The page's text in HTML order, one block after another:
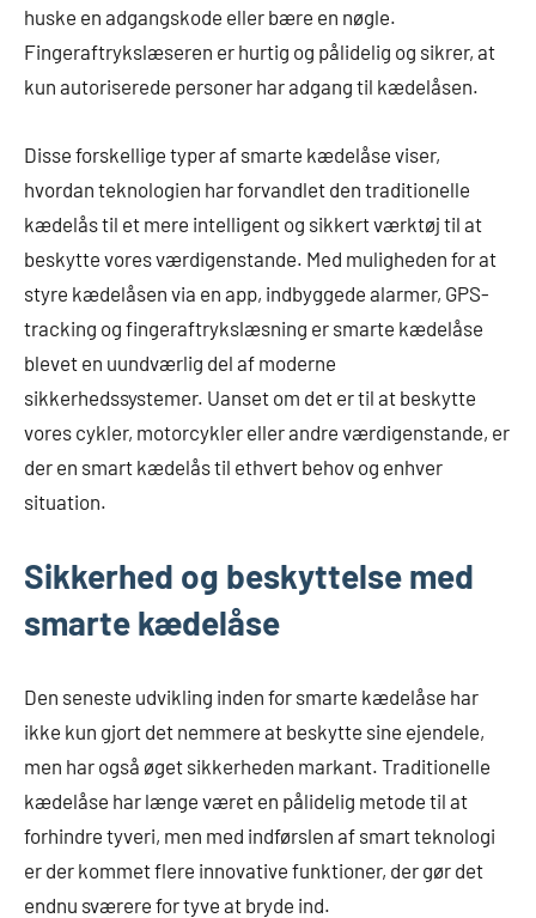
huske en adgangskode eller bære en nøgle.
Fingeraftrykslæseren er hurtig og pålidelig og sikrer, at
kun autoriserede personer har adgang til kædelåsen.
Disse forskellige typer af smarte kædelåse viser,
hvordan teknologien har forvandlet den traditionelle
kædelås til et mere intelligent og sikkert værktøj til at
beskytte vores værdigenstande. Med muligheden for at
styre kædelåsen via en app, indbyggede alarmer, GPS-
tracking og fingeraftrykslæsning er smarte kædelåse
blevet en uundværlig del af moderne
sikkerhedssystemer. Uanset om det er til at beskytte
vores cykler, motorcykler eller andre værdigenstande, er
der en smart kædelås til ethvert behov og enhver
situation.
Sikkerhed og beskyttelse med
smarte kædelåse
Den seneste udvikling inden for smarte kædelåse har
ikke kun gjort det nemmere at beskytte sine ejendele,
men har også øget sikkerheden markant. Traditionelle
kædelåse har længe været en pålidelig metode til at
forhindre tyveri, men med indførslen af smart teknologi
er der kommet flere innovative funktioner, der gør det
endnu sværere for tyve at bryde ind.